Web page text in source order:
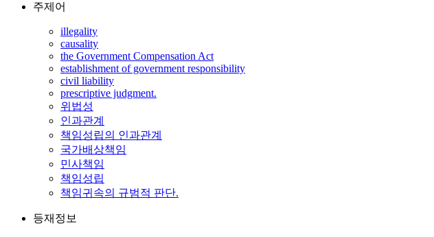
주제어
illegality
causality
the Government Compensation Act
establishment of government responsibility
civil liability
prescriptive judgment.
위법성
인과관계
책임성립의 인과관계
국가배상책임
민사책임
책임성립
책임귀속의 규범적 판단.
등재정보